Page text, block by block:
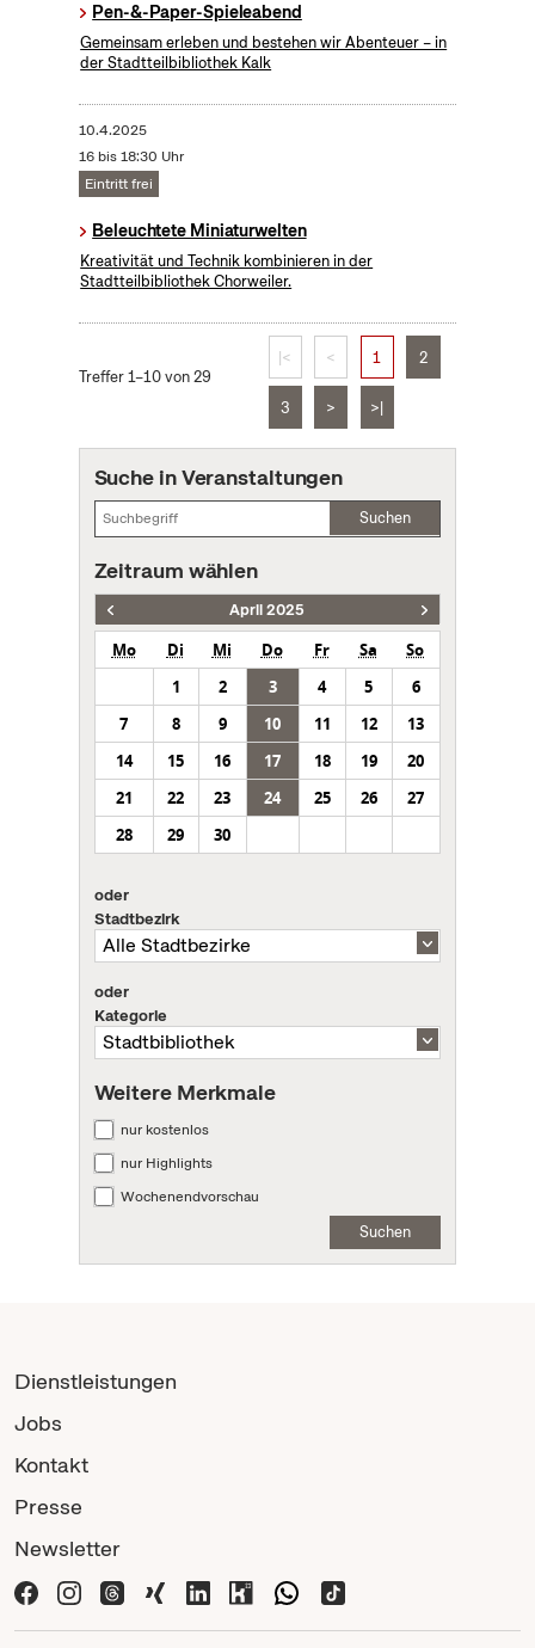
Pen-&-Paper-Spieleabend
Gemeinsam erleben und bestehen wir Abenteuer – in
der Stadtteilbibliothek Kalk
10.4.2025
16 bis 18:30 Uhr
Eintritt frei
Beleuchtete Miniaturwelten
Kreativität und Technik kombinieren in der
Stadtteilbibliothek Chorweiler.
Treffer 1–10 von 29
|< < 1 2
3 > >|
Suche in Veranstaltungen
Suchen
Zeitraum wählen
April 2025
Mo Di Mi Do Fr Sa
So
1
2 3 4 5
6
7
8 9 10 11 12
13
14
15 16 17 18 19
20
21
22 23 24 25 26
27
28
29 30
oder
Stadtbezirk
oder
Kategorie
Weitere Merkmale
nur kostenlos
nur Highlights
Wochenendvorschau
Suchen
Dienstleistungen
Jobs
Kontakt
Presse
Newsletter